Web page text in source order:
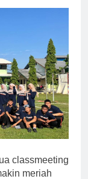
classmeeting
meriah